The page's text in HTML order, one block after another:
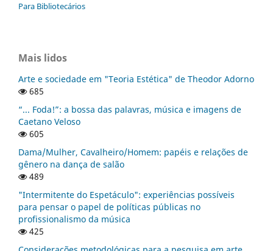
Para Bibliotecários
Mais lidos
Arte e sociedade em "Teoria Estética" de Theodor Adorno
685
“... Foda!”: a bossa das palavras, música e imagens de
Caetano Veloso
605
Dama/Mulher, Cavalheiro/Homem: papéis e relações de
gênero na dança de salão
489
"Intermitente do Espetáculo": experiências possíveis
para pensar o papel de políticas públicas no
profissionalismo da música
425